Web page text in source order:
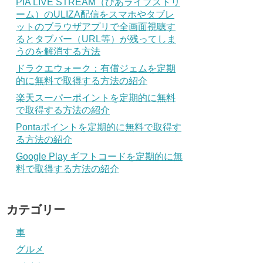
ーム）のULIZA配信をスマホやタブレ
ットのブラウザアプリで全画面視聴す
るとタブバー（URL等）が残ってしま
うのを解消する方法
ドラクエウォーク：有償ジェムを定期
的に無料で取得する方法の紹介
楽天スーパーポイントを定期的に無料
で取得する方法の紹介
Pontaポイントを定期的に無料で取得す
る方法の紹介
Google Play ギフトコードを定期的に無
料で取得する方法の紹介
カテゴリー
車
グルメ